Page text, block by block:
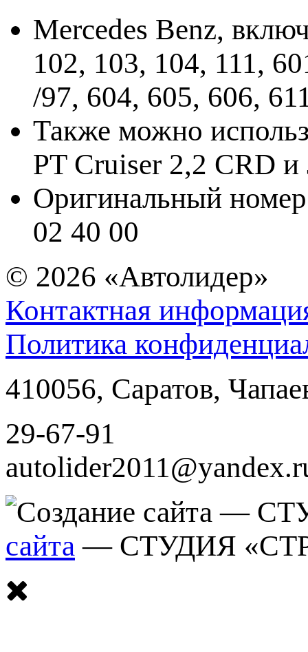
Mercedes Benz,
102, 103, 104, 111,
/97, 604, 605, 606,
Также можно
PT Cruiser 2,2 CRD и
Оригинальный
02 40 00
© 2026 «Автолидер»
Контактная
Политика
410056, Саратов,
29-67-91
сайта — СТУДИЯ